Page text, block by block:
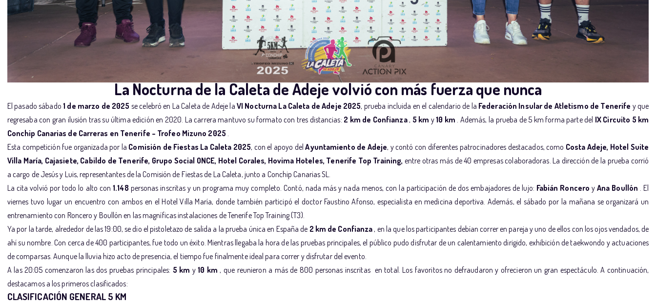
La Nocturna de la Caleta de Adeje volvió con más fuerza que nunca
El pasado sábado1 de marzo de 2025 se celebró en La Caleta de Adeje la VI Nocturna La Caleta de Adeje 2025, prueba incluida en el calendario de la Federación Insular de Atletismo de Tenerife y que
regresaba con gran ilusión tras su última edición en 2020. La carrera mantuvo su formato con tres distancias: 2 km de Confianza, 5 km y10 km . Además, la prueba de 5 km forma parte del IX Circuito 5 km
Conchip Canarias de Carreras en Tenerife – Trofeo Mizuno 2025 .
Esta competición fue organizada por la Comisión de Fiestas La Caleta 2025, con el apoyo delAyuntamiento de Adeje, y contó con diferentes patrocinadores destacados, como Costa Adeje, Hotel Suite
Villa María, Cajasiete, Cabildo de Tenerife, Grupo Social ONCE, Hotel Corales, Hovima Hoteles, Tenerife Top Training, entre otras más de 40 empresas colaboradoras. La dirección de la prueba corrió
a cargo de Jesús y Luis, representantes de la Comisión de Fiestas de La Caleta, junto a Conchip Canarias SL.
La cita volvió por todo lo alto con1.148 personas inscritas y un programa muy completo. Contó, nada más y nada menos, con la participación de dos embajadores de lujo: Fabián Roncero yAna Boullón . El
viernes tuvo lugar un encuentro con ambos en el Hotel Villa María, donde también participó el doctor Faustino Afonso, especialista en medicina deportiva. Además, el sábado por la mañana se organizará un
entrenamiento con Roncero y Boullón en las magníficas instalaciones de Tenerife Top Training (T3).
Ya por la tarde, alrededor de las 19:00, se dio el pistoletazo de salida a la prueba única en España de 2 km de Confianza, en la que los participantes debían correr en pareja y uno de ellos con los ojos vendados, de
ahí su nombre. Con cerca de 400 participantes, fue todo un éxito. Mientras llegaba la hora de las pruebas principales, el público pudo disfrutar de un calentamiento dirigido, exhibición de taekwondo y actuaciones
de comparsas. Aunque la lluvia hizo acto de presencia, el tiempo fue finalmente ideal para correr y disfrutar del evento.
A las 20:05 comenzaron las dos pruebas principales: 5 km y10 km , que reunieron a más de 800 personas inscritas en total. Los favoritos no defraudaron y ofrecieron un gran espectáculo. A continuación,
destacamos a los primeros clasificados:
CLASIFICACIÓN GENERAL 5 KM